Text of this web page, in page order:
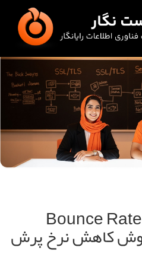
نرخ پرش یا Bounce Rate